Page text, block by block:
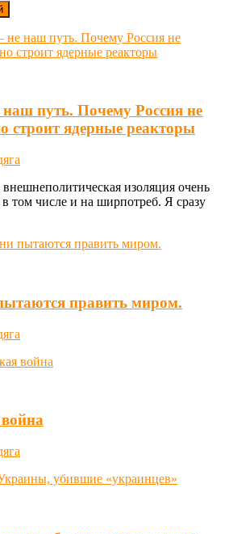
путь. Почему Россия не
строит ядерные реакторы
изоляция очень
том числе и на ширпотреб. Я сразу
править миром.